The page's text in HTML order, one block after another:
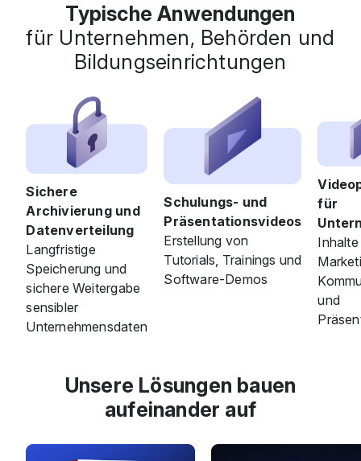
Typische Anwendungen
für Unternehmen, Behörden und
Bildungseinrichtungen
Sichere
Archivierung und
Datenverteilung
Langfristige
Speicherung und
sichere Weitergabe
sensibler
Unternehmensdaten
Schulungs- und
Präsentationsvideos
Erstellung von
Tutorials, Trainings und
Software-Demos
für
und
Unsere Lösungen bauen
aufeinander auf